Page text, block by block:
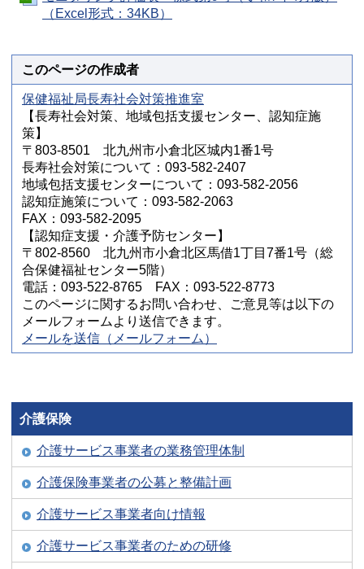
（Excel形式：34KB）
このページの作成者
保健福祉局長寿社会対策推進室
【長寿社会対策、地域包括支援センター、認知症施
策】
〒803-8501 北九州市小倉北区城内1番1号
長寿社会対策について：093-582-2407
地域包括支援センターについて：093-582-2056
認知症施策について：093-582-2063
FAX：093-582-2095
【認知症支援・介護予防センター】
〒802-8560 北九州市小倉北区馬借1丁目7番1号（総
合保健福祉センター5階）
電話：093-522-8765 FAX：093-522-8773
このページに関するお問い合わせ、ご意見等は以下の
メールフォームより送信できます。
メールを送信（メールフォーム）
介護保険
介護サービス事業者の業務管理体制
介護保険事業者の公募と整備計画
介護サービス事業者向け情報
介護サービス事業者のための研修